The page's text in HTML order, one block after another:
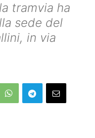
tramvia ha
sede del
in via